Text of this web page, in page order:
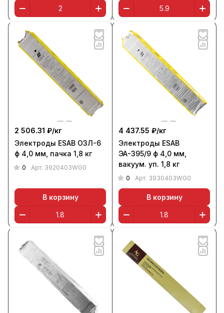
2 506.31 ₽/кг
Электроды ESAB ОЗЛ-6
ф 4,0 мм, пачка 1,8 кг
0 Арт. 3920403WG0
В корзину
4 437.55 ₽/кг
Электроды ESAB
ЭА-395/9 ф 4,0 мм,
вакуум. уп. 1,8 кг
0 Арт. 3930403WG0
В корзину